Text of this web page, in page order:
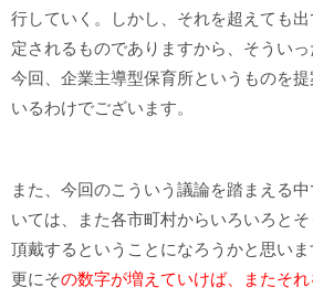
行していく。しかし、それを超えても
定されるものでありますから、そういっ
今回、企業主導型保育所というものを
いるわけでございます。
また、今回のこういう議論を踏まえる
いては、また各市町村からいろいろと
頂戴するということになろうかと思い
更にその数字が増えていけば、またそ